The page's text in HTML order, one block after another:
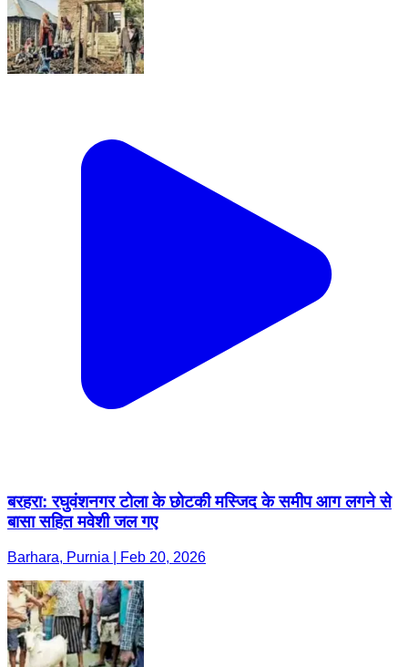
बरहरा: रघुवंशनगर टोला के छोटकी मस्जिद के समीप आग लगने से
बासा सहित मवेशी जल गए
Barhara, Purnia | Feb 20, 2026